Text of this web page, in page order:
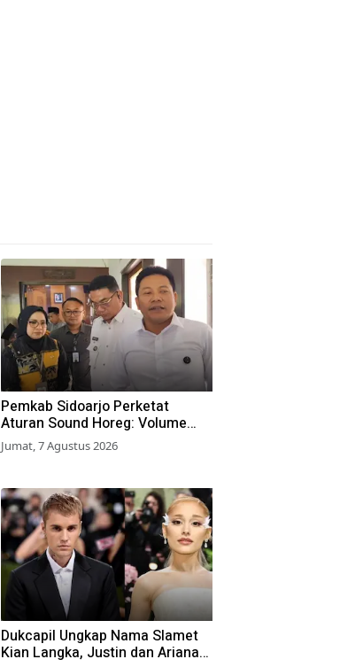
Pemkab Sidoarjo Perketat
Aturan Sound Horeg: Volume
Dibatasi 55 dB, Wajib Kantongi
Izin
Jumat, 7 Agustus 2026
Dukcapil Ungkap Nama Slamet
Kian Langka, Justin dan Ariana